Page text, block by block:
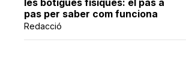
pas per saber com funciona
Redacció